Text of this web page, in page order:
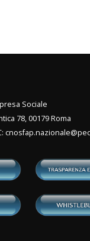
Sociale
78, 00179 Roma